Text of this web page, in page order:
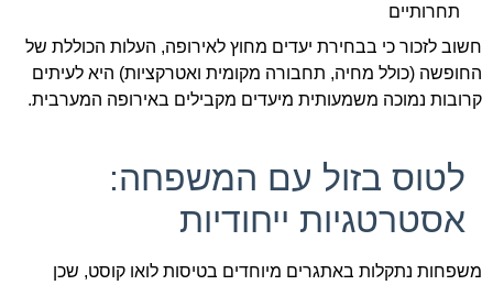
תחרותיים
חשוב לזכור כי בבחירת יעדים מחוץ לאירופה, העלות הכוללת של
החופשה (כולל מחיה, תחבורה מקומית ואטרקציות) היא לעיתים
קרובות נמוכה משמעותית מיעדים מקבילים באירופה המערבית.
לטוס בזול עם המשפחה:
אסטרטגיות ייחודיות
משפחות נתקלות באתגרים מיוחדים בטיסות לואו קוסט, שכן